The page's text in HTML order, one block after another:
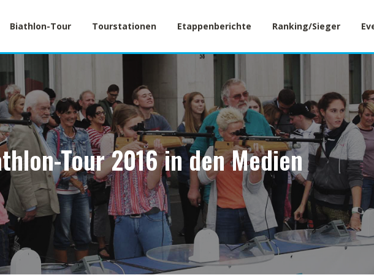
Biathlon-Tour Tourstationen Etappenberichte Ranking/Sieger
Tour 2016 in den Medien